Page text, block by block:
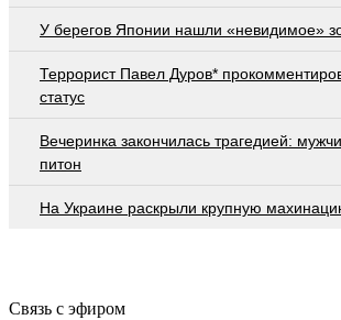
У берегов Японии нашли «невидимое»
Террорист Павел Дуров*
статус
Вечеринка закончилась трагедией:
питон
На Украине раскрыли крупную
Связь с эфиром